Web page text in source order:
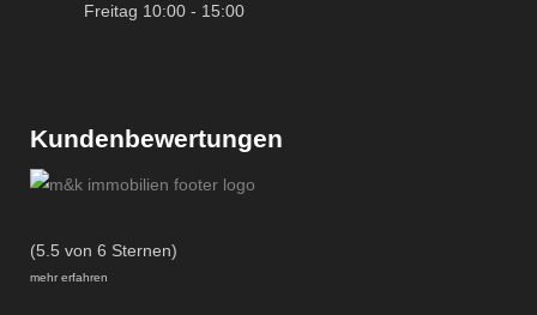
Freitag 10:00 - 15:00
Kundenbewertungen
(5.5 von 6 Sternen)
mehr erfahren